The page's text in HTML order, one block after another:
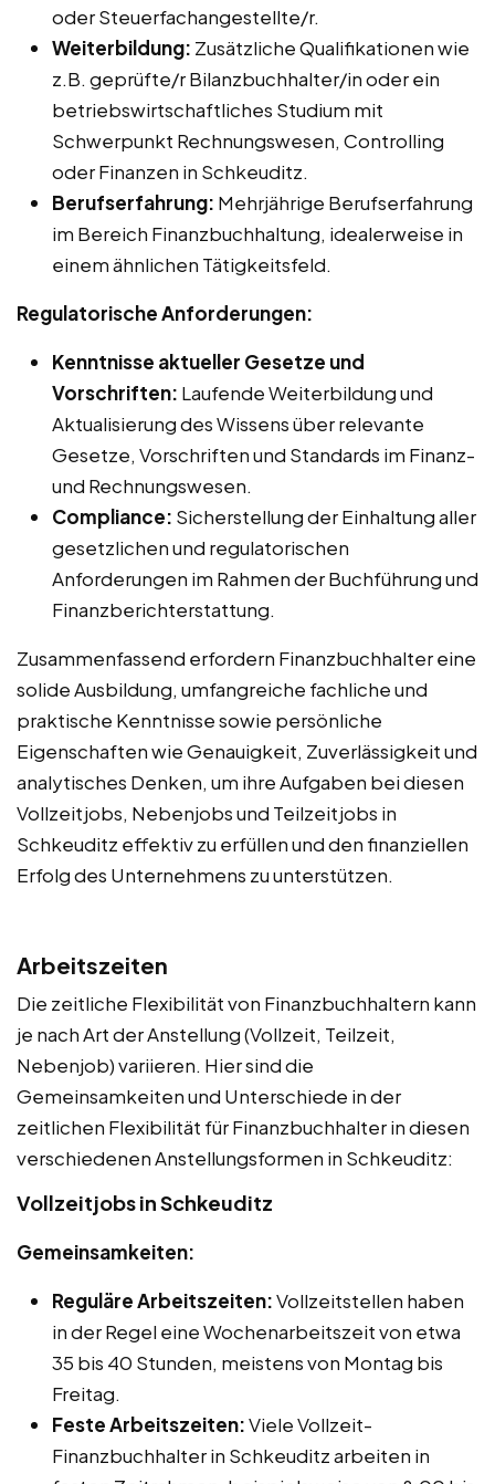
oder Steuerfachangestellte/r.
Weiterbildung: Zusätzliche Qualifikationen wie
z.B. geprüfte/r Bilanzbuchhalter/in oder ein
betriebswirtschaftliches Studium mit
Schwerpunkt Rechnungswesen, Controlling
oder Finanzen in Schkeuditz.
Berufserfahrung: Mehrjährige Berufserfahrung
im Bereich Finanzbuchhaltung, idealerweise in
einem ähnlichen Tätigkeitsfeld.
Regulatorische Anforderungen:
Kenntnisse aktueller Gesetze und
Vorschriften: Laufende Weiterbildung und
Aktualisierung des Wissens über relevante
Gesetze, Vorschriften und Standards im Finanz-
und Rechnungswesen.
Compliance: Sicherstellung der Einhaltung aller
gesetzlichen und regulatorischen
Anforderungen im Rahmen der Buchführung und
Finanzberichterstattung.
Zusammenfassend erfordern Finanzbuchhalter eine
solide Ausbildung, umfangreiche fachliche und
praktische Kenntnisse sowie persönliche
Eigenschaften wie Genauigkeit, Zuverlässigkeit und
analytisches Denken, um ihre Aufgaben bei diesen
Vollzeitjobs, Nebenjobs und Teilzeitjobs in
Schkeuditz effektiv zu erfüllen und den finanziellen
Erfolg des Unternehmens zu unterstützen.
Arbeitszeiten
Die zeitliche Flexibilität von Finanzbuchhaltern kann
je nach Art der Anstellung (Vollzeit, Teilzeit,
Nebenjob) variieren. Hier sind die
Gemeinsamkeiten und Unterschiede in der
zeitlichen Flexibilität für Finanzbuchhalter in diesen
verschiedenen Anstellungsformen in Schkeuditz:
Vollzeitjobs in Schkeuditz
Gemeinsamkeiten:
Reguläre Arbeitszeiten:Vollzeitstellen haben
in der Regel eine Wochenarbeitszeit von etwa
35 bis 40 Stunden, meistens von Montag bis
Freitag.
Feste Arbeitszeiten:Viele Vollzeit-
Finanzbuchhalter in Schkeuditz arbeiten in